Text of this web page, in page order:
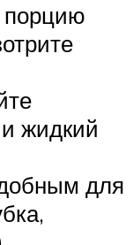
порцию
жидкий
для